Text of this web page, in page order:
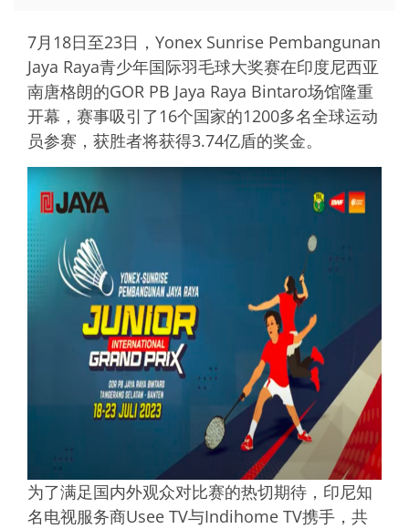
7月18日至23日，Yonex Sunrise Pembangunan
Jaya Raya青少年国际羽毛球大奖赛在印度尼西亚
南唐格朗的GOR PB Jaya Raya Bintaro场馆隆重
开幕，赛事吸引了16个国家的1200多名全球运动
员参赛，获胜者将获得3.74亿盾的奖金。
为了满足国内外观众对比赛的热切期待，印尼知
名电视服务商Usee TV与Indihome TV携手，共